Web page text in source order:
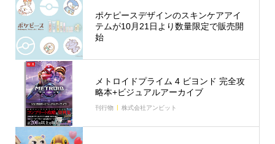
ポケピースデザインのスキンケアアイ
テムが10月21日より数量限定で販売開
始
メトロイドプライム 4 ビヨンド 完全攻
略本+ビジュアルアーカイブ
刊行物 株式会社アンビット